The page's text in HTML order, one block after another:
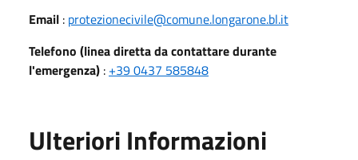
Email : protezionecivile@comune.longarone.bl.it
Telefono (linea diretta da contattare durante
l'emergenza) : +39 0437 585848
Ulteriori Informazioni